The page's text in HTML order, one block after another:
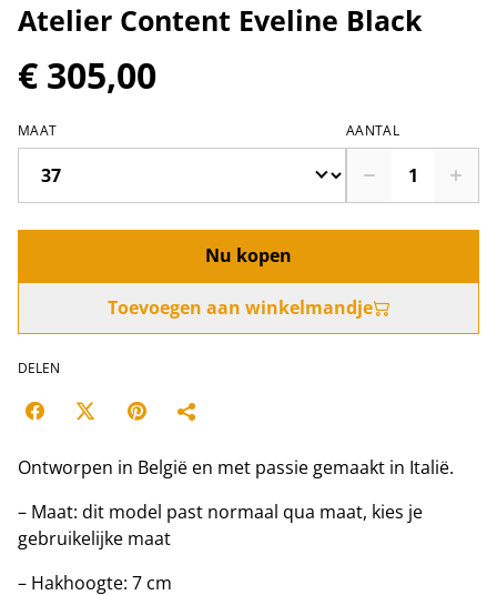
Atelier Content Eveline Black
€ 305,00
MAAT AANTAL
Nu kopen
Toevoegen aan winkelmandje
DELEN
Ontworpen in België en met passie gemaakt in Italië.
– Maat: dit model past normaal qua maat, kies je
gebruikelijke maat
– Hakhoogte: 7 cm